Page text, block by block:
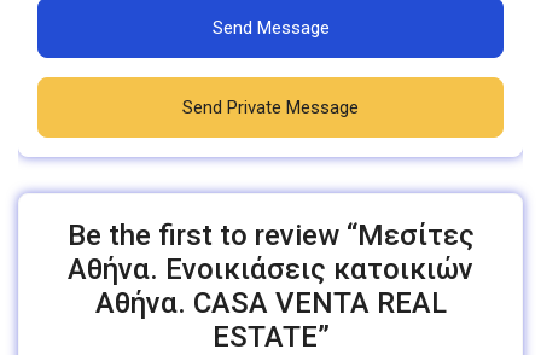
Send Message
Send Private Message
Be the first to review “Μεσίτες
Αθήνα. Ενοικιάσεις κατοικιών
Αθήνα. CASA VENTA REAL
ESTATE”